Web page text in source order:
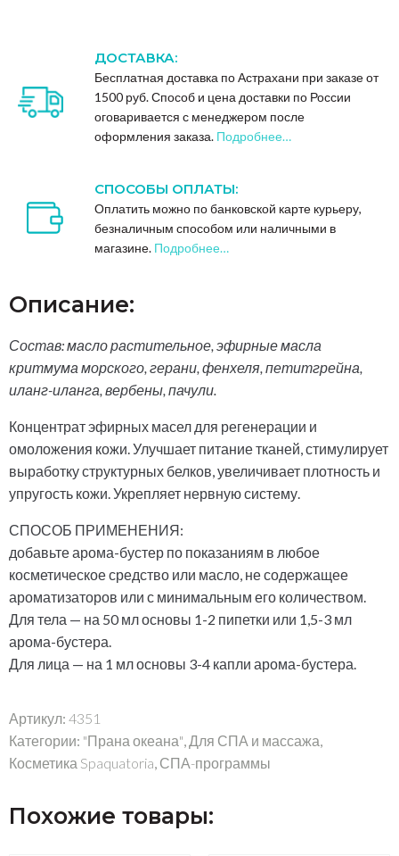
ДОСТАВКА:
Бесплатная доставка по Астрахани при заказе от
1500 руб. Способ и цена доставки по России
оговаривается с менеджером после
оформления заказа. Подробнее…
СПОСОБЫ ОПЛАТЫ:
Оплатить можно по банковской карте курьеру,
безналичным способом или наличными в
магазине. Подробнее…
Описание:
Состав: масло растительное, эфирные масла
критмума морского, герани, фенхеля, петитгрейна,
иланг-иланга, вербены, пачули.
Концентрат эфирных масел для регенерации и
омоложения кожи. Улучшает питание тканей, стимулирует
выработку структурных белков, увеличивает плотность и
упругость кожи. Укрепляет нервную систему.
СПОСОБ ПРИМЕНЕНИЯ:
добавьте арома-бустер по показаниям в любое
косметическое средство или масло, не содержащее
ароматизаторов или с минимальным его количеством.
Для тела — на 50 мл основы 1-2 пипетки или 1,5-3 мл
арома-бустера.
Для лица — на 1 мл основы 3-4 капли арома-бустера.
Артикул: 4351
Категории: "Прана океана",Для СПА и массажа,
Косметика Spaquatoria, СПА-программы
Похожие товары: